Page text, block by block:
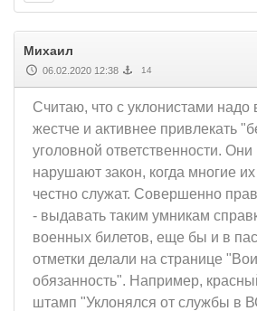
Михаил
06.02.2020 12:38 14
Считаю, что с уклонистами надо
жестче и активнее привлекать
уголовной ответственности.
нарушают закон, когда многие
честно служат. Совершенно
- выдавать таким умникам
военных билетов, еще бы и в
отметки делали на странице
обязанность". Например,
штамп "Уклонялся от службы в